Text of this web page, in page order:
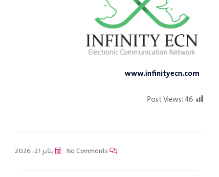
www.infinityecn.com
Post Views:46
يناير 21، 2026